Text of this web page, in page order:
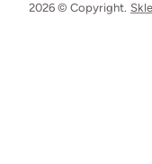
2026 © Copyright.